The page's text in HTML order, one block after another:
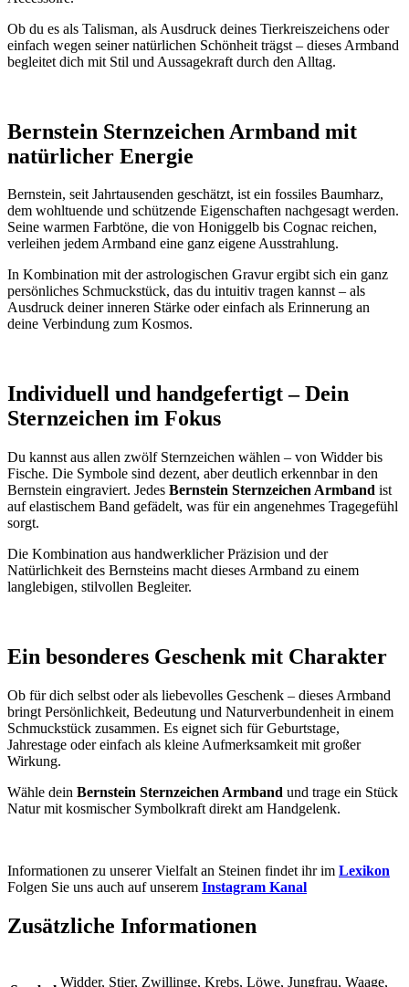
Ob du es als Talisman, als Ausdruck deines Tierkreiszeichens oder
einfach wegen seiner natürlichen Schönheit trägst – dieses Armband
begleitet dich mit Stil und Aussagekraft durch den Alltag.
Bernstein Sternzeichen Armband mit
natürlicher Energie
Bernstein, seit Jahrtausenden geschätzt, ist ein fossiles Baumharz,
dem wohltuende und schützende Eigenschaften nachgesagt werden.
Seine warmen Farbtöne, die von Honiggelb bis Cognac reichen,
verleihen jedem Armband eine ganz eigene Ausstrahlung.
In Kombination mit der astrologischen Gravur ergibt sich ein ganz
persönliches Schmuckstück, das du intuitiv tragen kannst – als
Ausdruck deiner inneren Stärke oder einfach als Erinnerung an
deine Verbindung zum Kosmos.
Individuell und handgefertigt – Dein
Sternzeichen im Fokus
Du kannst aus allen zwölf Sternzeichen wählen – von Widder bis
Fische. Die Symbole sind dezent, aber deutlich erkennbar in den
Bernstein eingraviert. Jedes Bernstein Sternzeichen Armband ist
auf elastischem Band gefädelt, was für ein angenehmes Tragegefühl
sorgt.
Die Kombination aus handwerklicher Präzision und der
Natürlichkeit des Bernsteins macht dieses Armband zu einem
langlebigen, stilvollen Begleiter.
Ein besonderes Geschenk mit Charakter
Ob für dich selbst oder als liebevolles Geschenk – dieses Armband
bringt Persönlichkeit, Bedeutung und Naturverbundenheit in einem
Schmuckstück zusammen. Es eignet sich für Geburtstage,
Jahrestage oder einfach als kleine Aufmerksamkeit mit großer
Wirkung.
Wähle dein Bernstein Sternzeichen Armband und trage ein Stück
Natur mit kosmischer Symbolkraft direkt am Handgelenk.
Informationen zu unserer Vielfalt an Steinen findet ihr im Lexikon
Folgen Sie uns auch auf unserem Instagram Kanal
Zusätzliche Informationen
Widder, Stier, Zwillinge, Krebs, Löwe, Jungfrau, Waage,